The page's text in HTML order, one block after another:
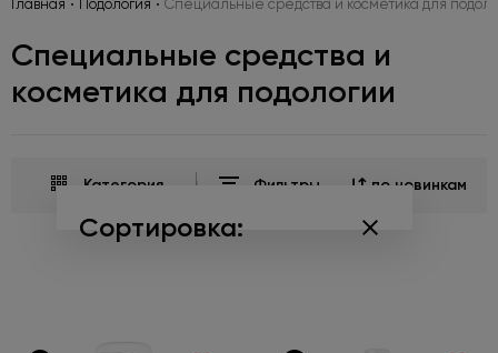
Главная Подология Специальные средства и косметика для
Специальные средства и
косметика для подологии
Категория Фильтры по новинкам
Сортировка: